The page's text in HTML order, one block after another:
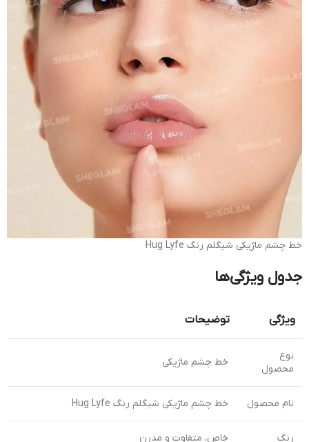
خط چشم ماژیکی شیگلم رنگ Hug Lyfe
جدول ویژگی‌ها
ویژگی توضیحات
نوع
محصول
خط چشم ماژیکی
نام محصول خط چشم ماژیکی شیگلم رنگ Hug Lyfe
رنگ خاص، متفاوت و مدرن